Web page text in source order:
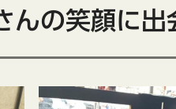
んの笑顔に出